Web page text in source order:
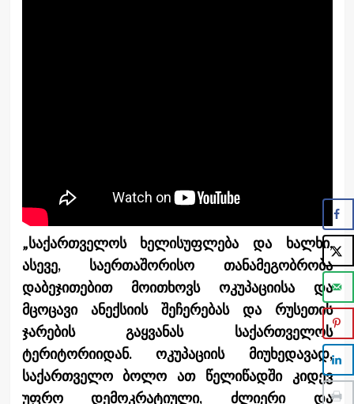
„საქართველოს ხელისუფლება და ხალხი,
ასევე, საერთაშორისო თანამეგობრობა
დაბეჯითებით მოითხოვს ოკუპაციისა და
მცოცავი ანექსიის შეჩერებას და რუსეთის
ჯარების გაყვანას საქართველოს
ტერიტორიიდან. ოკუპაციის მიუხედავად,
საქართველო ბოლო ათ წელიწადში კიდევ
უფრო დემოკრატიული, ძლიერი და